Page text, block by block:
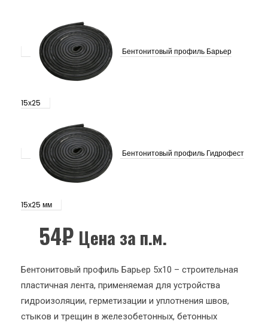
Бентонитовый профиль Барьер
15х25
Бентонитовый профиль Гидрофест
15х25 мм
54₽ Цена за п.м.
Бентонитовый профиль Барьер 5х10 – строительная
пластичная лента, применяемая для устройства
гидроизоляции, герметизации и уплотнения швов,
стыков и трещин в железобетонных, бетонных